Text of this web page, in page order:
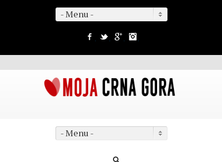
- Menu -
Facebook
TwitterGoogle+
- Menu -